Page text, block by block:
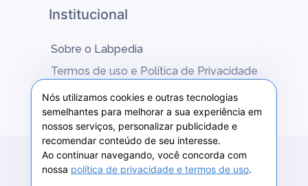
Plataforma para frascos Erlenmeyer 250ml.
Plataforma para frascos Erlenmeyer 500ml.
Capacidade: 12 frascos;
Plataforma para frascos Erlenmeyer 1000ml.
Capacidade: 6 frascos;
Plataforma universal para funis de separação.
Capacidade: 125ml = 9 funis; 250ml = 5 funis;
500ml = 4 funis; 1000ml = 3 funis; funis de
separação;
Institucional
Sobre o Labpedia
Termos de uso e Política de Privacidade
Fale conosco
2020 © Labpedia -MCSANTOS COMUNICAÇÕES E
Nós utilizamos cookies e outras tecnologias
semelhantes para melhorar a sua experiência em
nossos serviços, personalizar publicidade e
recomendar conteúdo de seu interesse.
Ao continuar navegando, você concorda com
nossa política de privacidade e termos de uso.